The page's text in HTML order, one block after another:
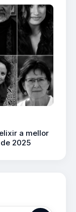
a mellor
2025